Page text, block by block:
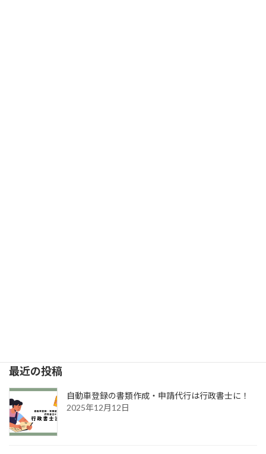
最近の投稿
自動車登録の書類作成・申請代行は行政書士に！
2025年12月12日